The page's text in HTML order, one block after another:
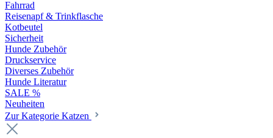
Fahrrad
Reisenapf & Trinkflasche
Kotbeutel
Sicherheit
Hunde Zubehör
Druckservice
Diverses Zubehör
Hunde Literatur
SALE %
Neuheiten
Zur Kategorie Katzen